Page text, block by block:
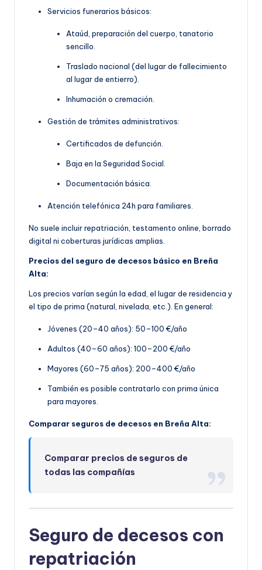
Servicios funerarios básicos:
Ataúd, preparación del cuerpo, tanatorio
sencillo.
Traslado nacional (del lugar de fallecimiento
al lugar de entierro).
Inhumación o cremación.
Gestión de trámites administrativos:
Certificados de defunción.
Baja en la Seguridad Social.
Documentación básica.
Atención telefónica 24h para familiares.
No suele incluir repatriación, testamento online, borrado
digital ni coberturas jurídicas amplias.
Precios del seguro de decesos básico en Breña
Alta:
Los precios varían según la edad, el lugar de residencia y
el tipo de prima (natural, nivelada, etc.). En general:
Jóvenes (20–40 años): 50–100 €/año
Adultos (40–60 años): 100–200 €/año
Mayores (60–75 años): 200–400 €/año
También es posible contratarlo con prima única
para mayores.
Comparar seguros de decesos en Breña Alta:
Comparar precios de seguros de
todas las compañías
Seguro de decesos con
repatriación